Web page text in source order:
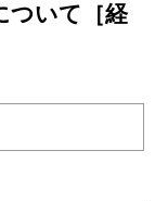
ついて［経